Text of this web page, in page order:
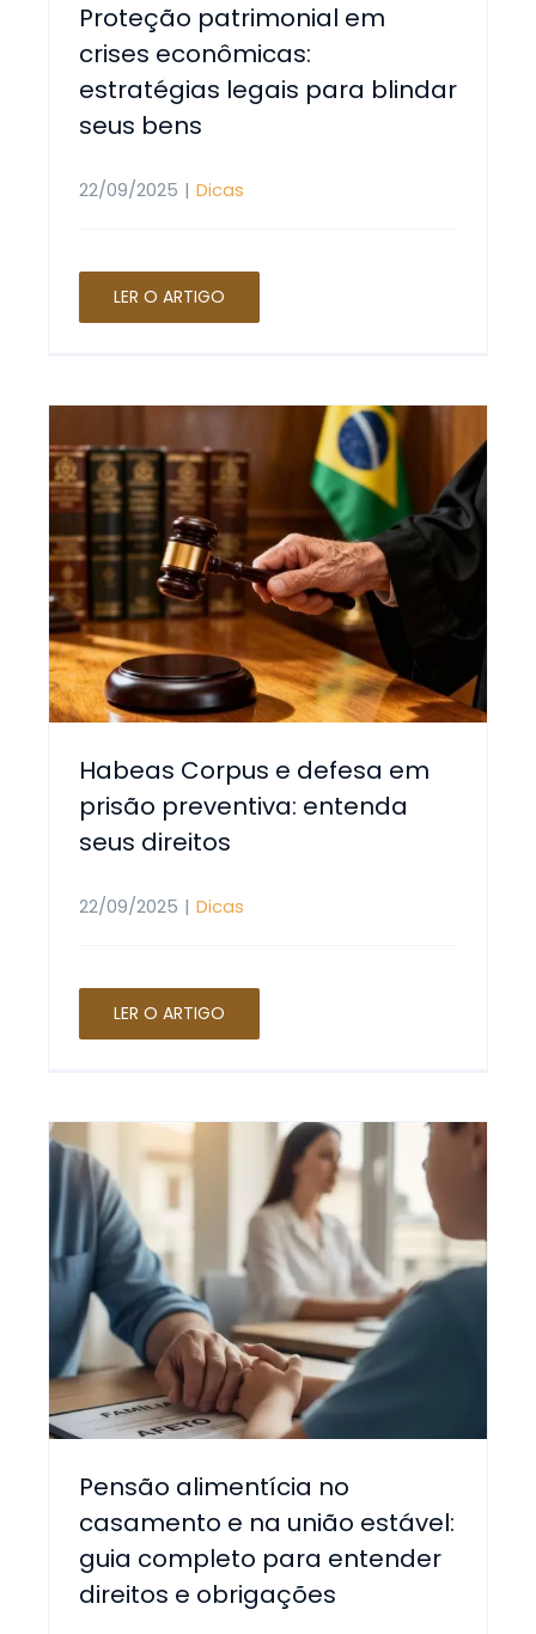
Proteção patrimonial em
crises econômicas:
estratégias legais para blindar
seus bens
22/09/2025 | Dicas
LER O ARTIGO
Habeas Corpus e defesa em
prisão preventiva: entenda
seus direitos
22/09/2025 | Dicas
LER O ARTIGO
Pensão alimentícia no
casamento e na união estável:
guia completo para entender
direitos e obrigações